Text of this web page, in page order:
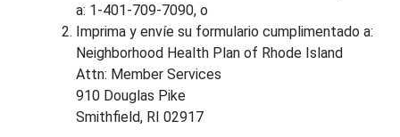
a: 1-401-709-7090, o
Imprima y envíe su formulario cumplimentado a:
Neighborhood Health Plan of Rhode Island
Attn: Member Services
910 Douglas Pike
Smithfield, RI 02917